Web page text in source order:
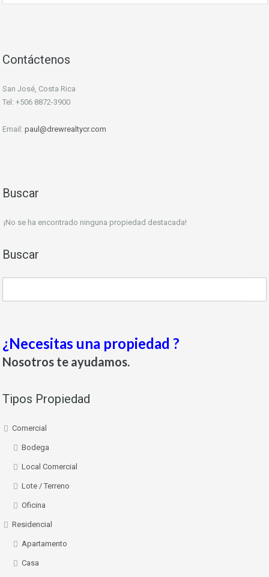
Contáctenos
San José, Costa Rica
Tel: +506 8872-3900
Email: paul@drewrealtycr.com
Buscar
¡No se ha encontrado ninguna propiedad destacada!
Buscar
¿Necesitas una propiedad ?
Nosotros te ayudamos.
Tipos Propiedad
Comercial
Bodega
Local Comercial
Lote / Terreno
Oficina
Residencial
Apartamento
Casa